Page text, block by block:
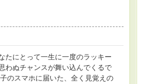
たにとって一生に一度のラッキー
わぬチャンスが舞い込んでくるで
のスマホに届いた、全く見覚えの